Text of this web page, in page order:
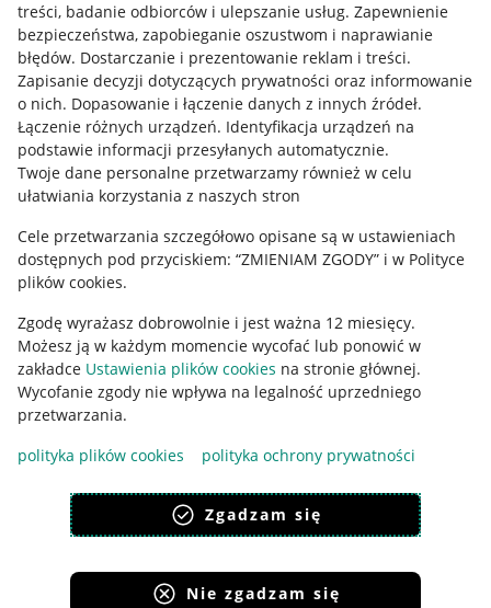
treści, badanie odbiorców i ulepszanie usług. Zapewnienie
bezpieczeństwa, zapobieganie oszustwom i naprawianie
błędów. Dostarczanie i prezentowanie reklam i treści.
Zapisanie decyzji dotyczących prywatności oraz informowanie
o nich. Dopasowanie i łączenie danych z innych źródeł.
Łączenie różnych urządzeń. Identyfikacja urządzeń na
podstawie informacji przesyłanych automatycznie.
Twoje dane personalne przetwarzamy również w celu
ułatwiania korzystania z naszych stron
Cele przetwarzania szczegółowo opisane są w ustawieniach
dostępnych pod przyciskiem: “ZMIENIAM ZGODY” i w Polityce
plików cookies.
Zgodę wyrażasz dobrowolnie i jest ważna 12 miesięcy.
Możesz ją w każdym momencie wycofać lub ponowić w
zakładce Ustawienia plików cookies na stronie głównej.
Wycofanie zgody nie wpływa na legalność uprzedniego
przetwarzania.
polityka plików cookies
polityka ochrony prywatności
Zgadzam się
Nie zgadzam się
Mapa miejscowości
Informacje prawne
Regulamin
Polityka plików "cookies"
Ustawienia plików "cookies"
Udostępnianie lokalizacji
Informacje dla Aktu o Usługach Cyfrowych
Pobierz aplikację